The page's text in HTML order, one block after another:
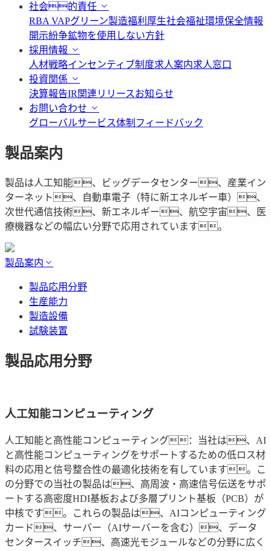
社会的責任
RBA VAPグリーン製造福利厚生社会福祉環境保全情報
開示紛争鉱物を使用しない方針
採用情報
人材戦略インセンティブ制度求人案内求人窓口
投資関係
決算報告IR関連リリースお知らせ
お問い合わせ
グローバルサービス体制 フィードバック
製品案内
製品は人工知能、ビッグデータセンター、産業イン
ターネット、自動車電子（特に新エネルギー車）、
次世代通信技術、新エネルギー、航空宇宙、医
療機器などの幅広い分野で応用されています。
製品案内
製品応用分野
生産能力
製造設備
試験装置
製品応用分野
人工知能コンピューティング
人工知能と高性能コンピューティング：当社は、AI
と高性能コンピューティングをサポートするための低ロス材
料の応用と信号整合性の最適化技術を有しています。こ
の分野での当社の製品は、高周波・高速信号伝送をサポ
ートする高密度HDI基板および多層プリント基板（PCB）が
中核です。これらの製品は、AIコンピューティング
カード、サーバー（AIサーバーを含む）、データ
センタースイッチ、高速光モジュールなどの分野に広く